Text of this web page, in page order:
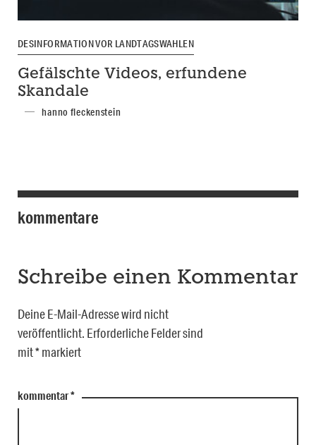
DESINFORMATION VOR LANDTAGSWAHLEN
Gefälschte Videos, erfundene
Skandale
hanno fleckenstein
kommentare
Schreibe einen Kommentar
Deine E-Mail-Adresse wird nicht
veröffentlicht. Erforderliche Felder sind
mit*markiert
kommentar*